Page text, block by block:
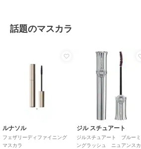
話題のマスカラ
ルナソル
フェザリーディファイニング
マスカラ
ジル スチュアート
ジルスチュアート ブルーミ
ングラッシュ ニュアンスカ